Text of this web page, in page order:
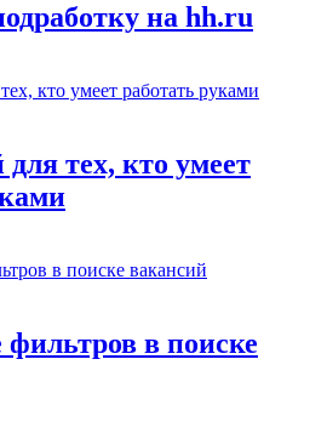
на hh.ru
для тех, кто умеет
в поиске